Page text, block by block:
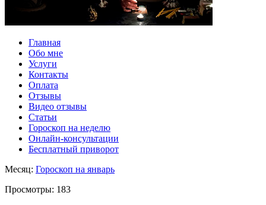
Главная
Обо мне
Услуги
Контакты
Оплата
Отзывы
Видео отзывы
Статьи
Гороскоп на неделю
Онлайн-консультации
Бесплатный приворот
Месяц: Гороскоп на январь
Просмотры: 183